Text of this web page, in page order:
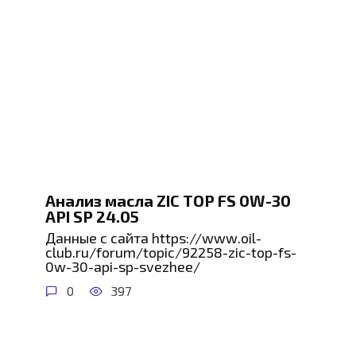
Анализ масла ZIC TOP FS 0W-30
API SP 24.05
Данные с сайта https://www.oil-
club.ru/forum/topic/92258-zic-top-fs-
0w-30-api-sp-svezhee/
0 397